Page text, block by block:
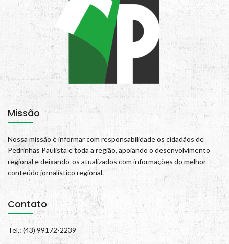
Missão
Nossa missão é informar com responsabilidade os cidadãos de
Pedrinhas Paulista e toda a região, apoiando o desenvolvimento
regional e deixando-os atualizados com informações do melhor
conteúdo jornalístico regional.
Contato
Tel.: (43) 99172-2239